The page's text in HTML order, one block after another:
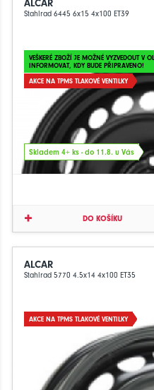
ALCAR
Stahlrad 6445 6x15 4x100 ET39
VEŠKERÉ ZBOŽÍ JE MOŽNÉ VYZVEDOUT V
INFORMOVAT, KDY BUDE PŘIPRAVENO!
AKCE NA TPMS TLAKOVÉ VENTILKY
Skladem 4+ ks - do 11.8. u Vás
DO KOŠÍKU
ALCAR
Stahlrad 5770 4.5x14 4x100 ET35
AKCE NA TPMS TLAKOVÉ VENTILKY